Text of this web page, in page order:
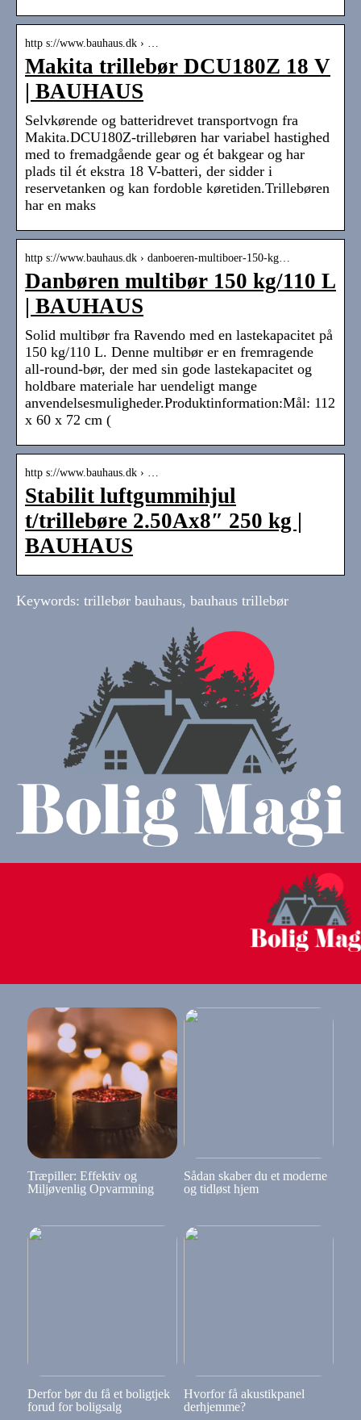
http s://www.bauhaus.dk › …
Makita trillebør DCU180Z 18 V
| BAUHAUS
Selvkørende og batteridrevet transportvogn fra
Makita.DCU180Z-trillebøren har variabel hastighed
med to fremadgående gear og ét bakgear og har
plads til ét ekstra 18 V-batteri, der sidder i
reservetanken og kan fordoble køretiden.Trillebøren
har en maks
http s://www.bauhaus.dk › danboeren-multiboer-150-kg…
Danbøren multibør 150 kg/110 L
| BAUHAUS
Solid multibør fra Ravendo med en lastekapacitet på
150 kg/110 L. Denne multibør er en fremragende
all-round-bør, der med sin gode lastekapacitet og
holdbare materiale har uendeligt mange
anvendelsesmuligheder.Produktinformation:Mål: 112
x 60 x 72 cm (
http s://www.bauhaus.dk › …
Stabilit luftgummihjul
t/trillebøre 2.50Ax8″ 250 kg |
BAUHAUS
Keywords: trillebør bauhaus, bauhaus trillebør
Træpiller: Effektiv og
Miljøvenlig Opvarmning
Sådan skaber du et moderne
og tidløst hjem
Derfor bør du få et boligtjek
forud for boligsalg
Hvorfor få akustikpanel
derhjemme?